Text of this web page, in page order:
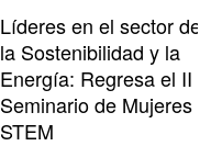
Líderes en el sector de
la Sostenibilidad y la
Energía: Regresa el II
Seminario de Mujeres
STEM